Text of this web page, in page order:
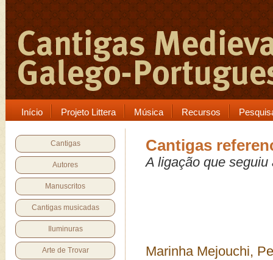
Início Projeto Littera Música Recursos
Cantigas
Autores
Manuscritos
Cantigas musicadas
Iluminuras
Arte de Trovar
Cantigas
A ligação que
Marinha Mejouchi,